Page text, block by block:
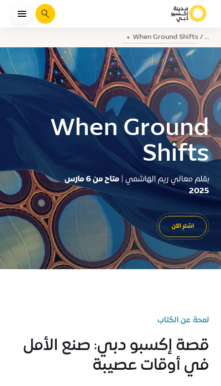
يبحث
...
When Ground Shifts
When Ground
Shifts
بقلم معالي ريم الهاشمي |
متاح من 6 مارس
2025
اشترِ الآن
لمحة عن الكتاب
قصة إكسبو دبي: صنع الأمل
في أوقات عصيبة